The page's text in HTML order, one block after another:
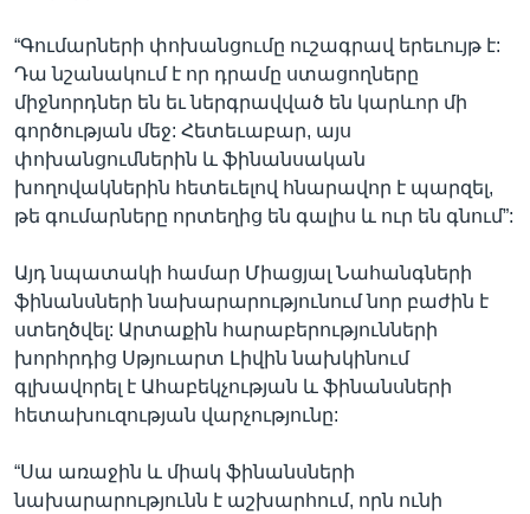
“Գումարների փոխանցումը ուշագրավ երեւույթ է:
Դա նշանակում է որ դրամը ստացողները
միջնորդներ են եւ ներգրավված են կարևոր մի
գործության մեջ: Հետեւաբար, այս
փոխանցումներին և ֆինանսական
խողովակներին հետեւելով հնարավոր է պարզել,
թե գումարները որտեղից են գալիս և ուր են գնում”:
Այդ նպատակի համար Միացյալ Նահանգների
ֆինանսների նախարարությունում նոր բաժին է
ստեղծվել: Արտաքին հարաբերությունների
խորհրդից Սթյուարտ Լիվին նախկինում
գլխավորել է Ահաբեկչության և ֆինանսների
հետախուզության վարչությունը:
“Սա առաջին և միակ ֆինանսների
նախարարությունն է աշխարհում, որն ունի